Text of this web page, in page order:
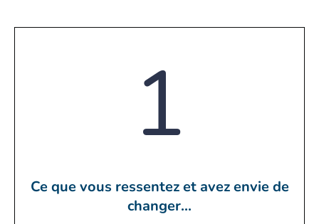
1
Ce que vous ressentez et avez envie de
changer...